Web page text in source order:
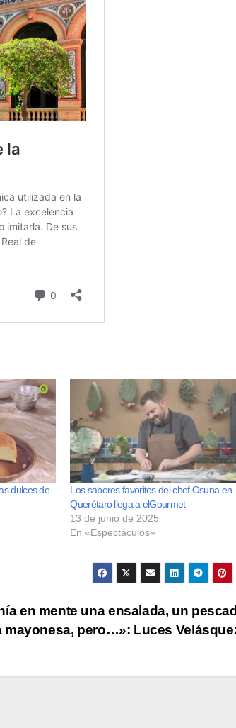
dulces de
Los sabores favoritos del chef Osuna en
Querétaro llega a elGourmet
13 de junio de 2025
En «Espectáculos»
en mente una ensalada, un
mayonesa, pero…»: Luces